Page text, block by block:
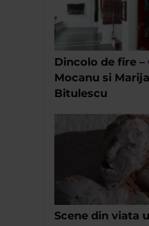
Dincolo de fire –
Mocanu si
Bitulescu
Scene din viata